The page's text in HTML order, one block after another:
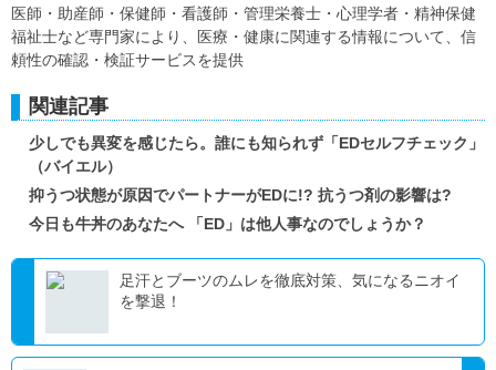
医師・助産師・保健師・看護師・管理栄養士・心理学者・精神保健
福祉士など専門家により、医療・健康に関連する情報について、信
頼性の確認・検証サービスを提供
関連記事
少しでも異変を感じたら。誰にも知られず「EDセルフチェック」
（バイエル）
抑うつ状態が原因でパートナーがEDに!? 抗うつ剤の影響は?
今日も牛丼のあなたへ 「ED」は他人事なのでしょうか？
足汗とブーツのムレを徹底対策、気になるニオイ
を撃退！